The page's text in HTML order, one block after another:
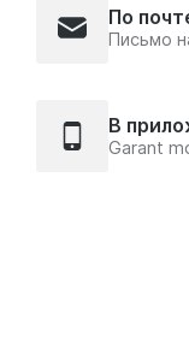
По
Письмо
В
Garant